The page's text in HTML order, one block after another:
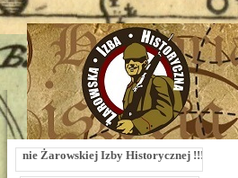
!!! Żarowska Izba Historyczna,